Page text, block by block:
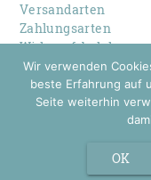
Versandarten
Zahlungsarten
Widerrufsbelehrung
Datenschutz
Impressum
© 2026 Louise Wiese
Wir verwenden
beste Erfahrung auf
Seite weiterhin
OK